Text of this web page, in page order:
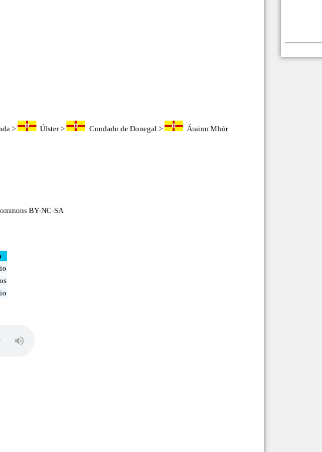
> Úlster> Condado de Donegal >
Árainn Mhór
BY-NC-SA